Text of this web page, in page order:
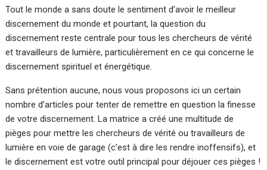
Tout le monde a sans doute le sentiment d’avoir le meilleur
discernement du monde et pourtant, la question du
discernement reste centrale pour tous les chercheurs de vérité
et travailleurs de lumière, particulièrement en ce qui concerne le
discernement spirituel et énergétique.
Sans prétention aucune, nous vous proposons ici un certain
nombre d’articles pour tenter de remettre en question la finesse
de votre discernement. La matrice a créé une multitude de
pièges pour mettre les chercheurs de vérité ou travailleurs de
lumière en voie de garage (c’est à dire les rendre inoffensifs), et
le discernement est votre outil principal pour déjouer ces pièges !